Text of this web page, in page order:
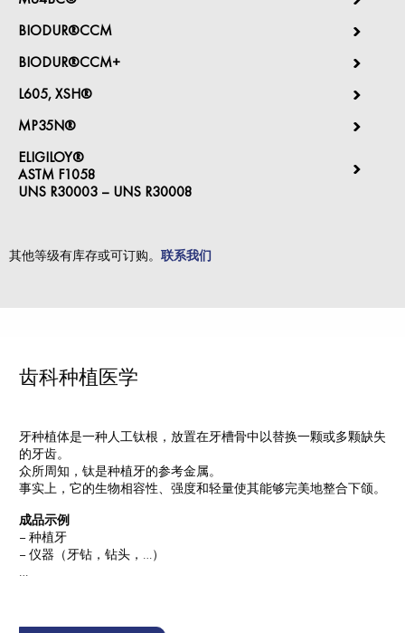
BIODUR®CCM
BIODUR®CCM+
L605, XSH®
MP35N®
ELIGILOY®
ASTM F1058
UNS R30003 – UNS R30008
其他等级有库存或可订购。 联系我们
齿科种植医学
牙种植体是一种人工钛根，放置在牙槽骨中以替换一颗或多颗缺失
的牙齿。
众所周知，钛是种植牙的参考金属。
事实上，它的生物相容性、强度和轻量使其能够完美地整合下颌。
成品示例
– 种植牙
– 仪器（牙钻，钻头，…）